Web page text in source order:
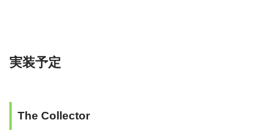
実装予定
The Collector